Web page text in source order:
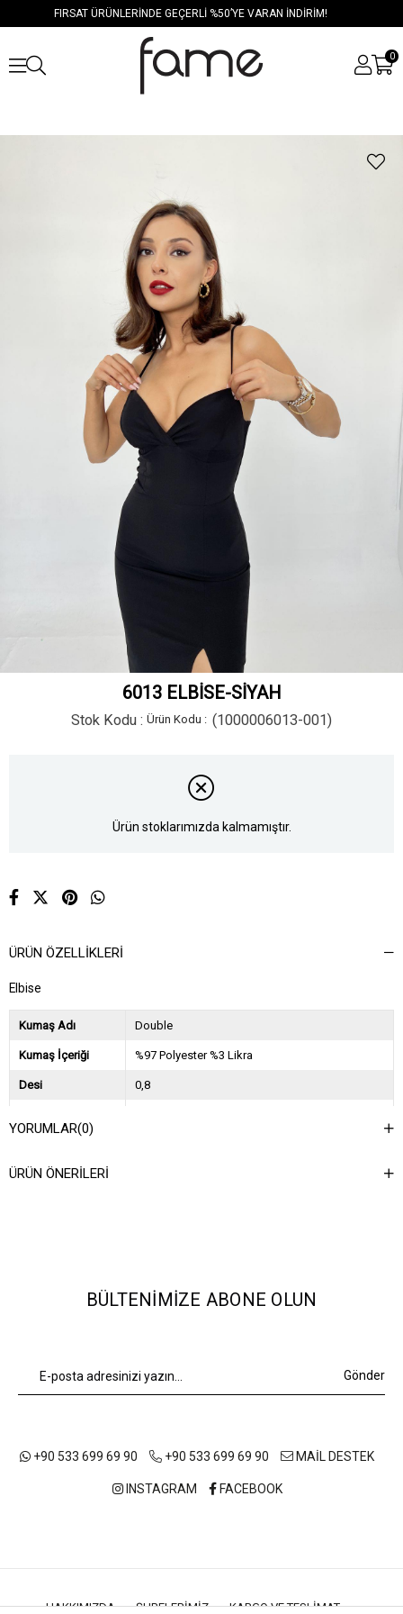
FIRSAT ÜRÜNLERİNDE GEÇERLİ %50’YE VARAN İNDİRİM!
0
6013 ELBİSE-SİYAH
Stok Kodu (1000006013-001)
Ürün stoklarımızda kalmamıştır.
ÜRÜN ÖZELLIKLERI
Elbise
Kumaş Adı Double
Kumaş İçeriği %97 Polyester %3 Likra
Desi 0,8
YORUMLAR(0)
ÜRÜN ÖNERILERI
BÜLTENIMIZE ABONE OLUN
Gönder
+90 533 699 69 90 +90 533 699 69 90 MAİL DESTEK
INSTAGRAM FACEBOOK
HAKKIMIZDA ŞUBELERIMIZ
KARGO VE TESLIMAT